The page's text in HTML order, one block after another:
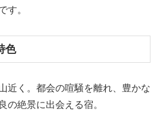
す。
色
近く。都会の喧騒を離れ、豊かな
の絶景に出会える宿。